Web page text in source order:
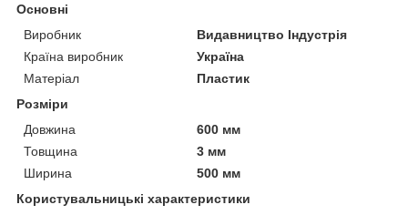
Основні
Виробник
Видавництво Індустрія
Країна виробник
Україна
Матеріал
Пластик
Розміри
Довжина
600 мм
Товщина
3 мм
Ширина
500 мм
Користувальницькі характеристики